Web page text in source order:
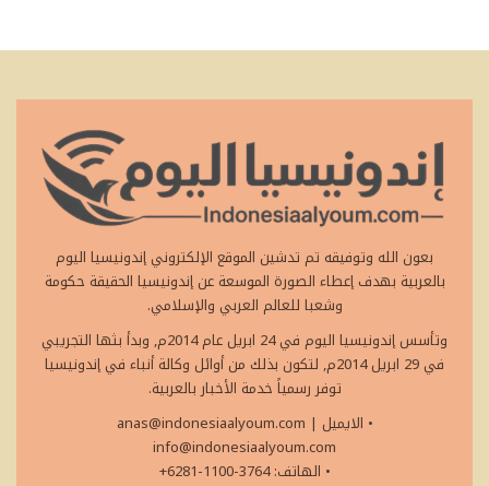
بعون الله وتوفيقه تم تدشين الموقع الإلكتروني إندونيسيا اليوم
بالعربية بهدف إعطاء الصورة الموسعة عن إندونيسيا الحقيقة حكومة
وشعبا للعالم العربي والإسلامي.
وتأسس إندونيسيا اليوم في 24 ابريل عام 2014م, وبدأ بثها التجريبي
في 29 ابريل 2014م, لتكون بذلك من أوائل وكالة أنباء في إندونيسيا
توفر رسمياً خدمة الأخبار بالعربية.
• الايميل
anas@indonesiaalyoum.com |
info@indonesiaalyoum.com
• الهاتف: 3764-1100-6281+